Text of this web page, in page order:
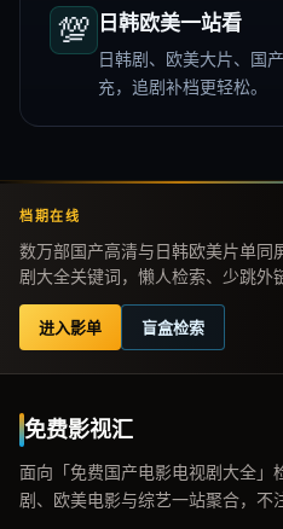
💯 日韩欧美一站看
日韩剧、欧美大片、国
充，追剧补档更轻松。
档期在线
数万部国产高清与日韩欧美片单同
剧大全关键词，懒人检索、少跳外
进入影单 盲盒检索
免费影视汇
面向「免费国产电影电视剧大全」
剧、欧美电影与综艺一站聚合，不